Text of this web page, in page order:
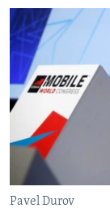
Pavel Durov